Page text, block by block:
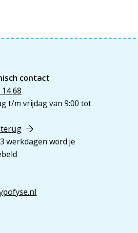
contact
68
t/m vrijdag van 9:00 tot
werkdagen word je